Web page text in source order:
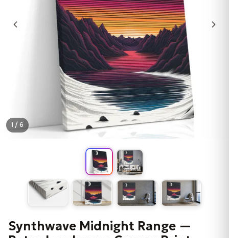
1 / 6
Synthwave Midnight Range —